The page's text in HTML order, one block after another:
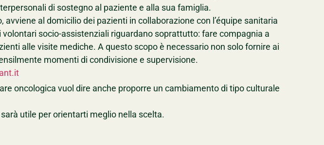
di sostegno al paziente e alla sua famiglia.
al domicilio dei pazienti in collaborazione con l’équipe sanitaria
socio-assistenziali riguardano soprattutto: fare compagnia a
alle visite mediche. A questo scopo è necessario non solo fornire ai
momenti di condivisione e supervisione.
oncologica vuol dire anche proporre un cambiamento di tipo culturale
utile per orientarti meglio nella scelta.